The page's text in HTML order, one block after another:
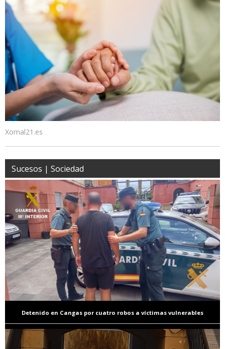
Xornal21.es
Sucesos | Sociedad
Detenido en Cangas por cuatro robos a víctimas vulnerables